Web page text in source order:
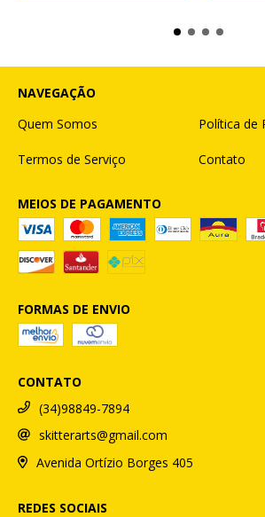
NAVEGAÇÃO
Quem Somos
Política de
Termos de Serviço Contato
MEIOS DE PAGAMENTO
FORMAS DE ENVIO
CONTATO
(34)98849-7894
skitterarts@gmail.com
Avenida Ortízio Borges 405
REDES SOCIAIS